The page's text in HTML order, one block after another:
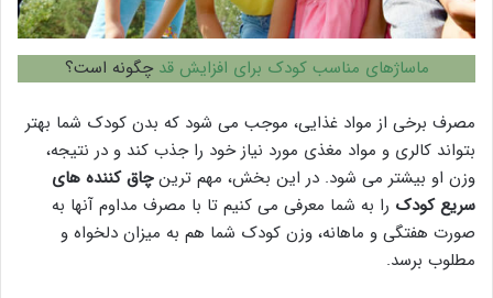
ماساژهای مناسب کودک برای افزایش قد چگونه است؟
مصرف برخی از مواد غذایی، موجب می شود که بدن کودک شما بهتر
بتواند کالری و مواد مغذی مورد نیاز خود را جذب کند و در نتیجه،
وزن او بیشتر می شود. در این بخش، مهم ترینچاق کننده های
سریع کودک را به شما معرفی می کنیم تا با مصرف مداوم آنها به
صورت هفتگی و ماهانه، وزن کودک شما هم به میزان دلخواه و
مطلوب برسد.